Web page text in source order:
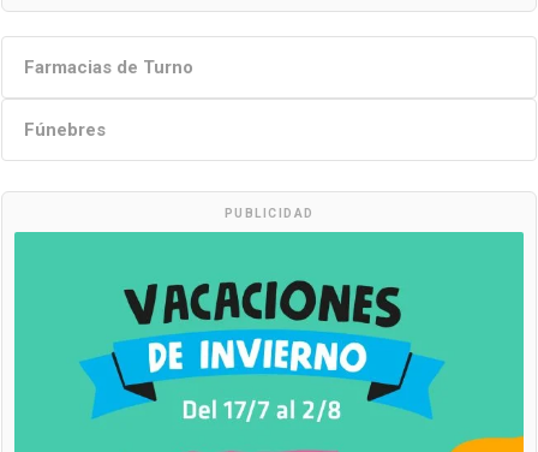
Farmacias de Turno
Fúnebres
PUBLICIDAD